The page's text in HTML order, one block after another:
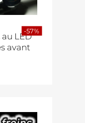
LED
avant
-57%